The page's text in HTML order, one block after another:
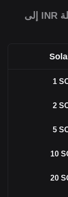
تحويل عملة INR إلى
1
2
5
10
20